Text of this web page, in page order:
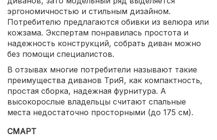
эргономичностью и стильным дизайном.
Потребителю предлагаются обивки из велюра или
кожзама. Экспертам понравилась простота и
надежность конструкций, собрать диван можно
без помощи специалистов.
В отзывах многие потребители называют такие
преимущества диванов ТриЯ, как компактность,
простая сборка, надежная фурнитура. А
высокорослые владельцы считают спальные
места недостаточно просторными (до 175 см).
СМАРТ